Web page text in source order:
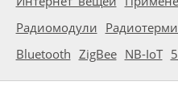
Радиомодули
Bluetooth ZigBee NB-IoT